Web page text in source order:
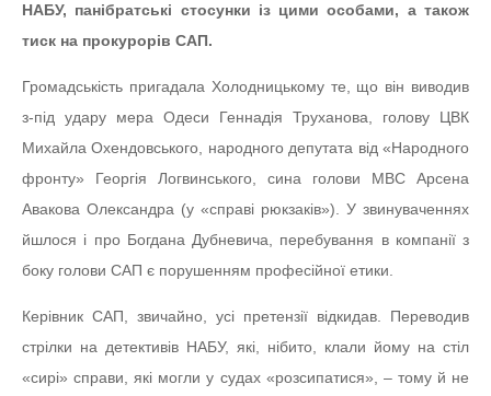
НАБУ, панібратські стосунки із цими особами, а також
тиск на прокурорів САП.
Громадськість пригадала Холодницькому те, що він виводив
з-під удару мера Одеси Геннадія Труханова, голову ЦВК
Михайла Охендовського, народного депутата від «Народного
фронту» Георгія Логвинського, сина голови МВС Арсена
Авакова Олександра (у «справі рюкзаків»). У звинуваченнях
йшлося і про Богдана Дубневича, перебування в компанії з
боку голови САП є порушенням професійної етики.
Керівник САП, звичайно, усі претензії відкидав. Переводив
стрілки на детективів НАБУ, які, нібито, клали йому на стіл
«сирі» справи, які могли у судах «розсипатися», – тому й не